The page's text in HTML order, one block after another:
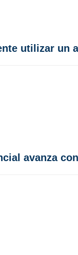
utilizar
avanza